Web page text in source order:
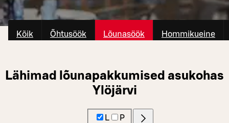
Kõik Õhtusöök Lõunasöök Hommikueine
Lähimad lõunapakkumised asukohas
Ylöjärvi
L P